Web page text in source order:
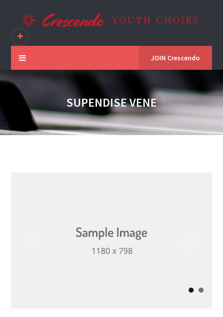
JOIN Crescendo
SUPENDISE VENE